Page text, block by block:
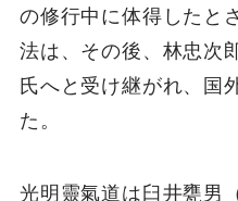
の修行中に体得したと
法は、その後、林忠次
氏へと受け継がれ、国
た。
光明靈氣道は臼井甕男